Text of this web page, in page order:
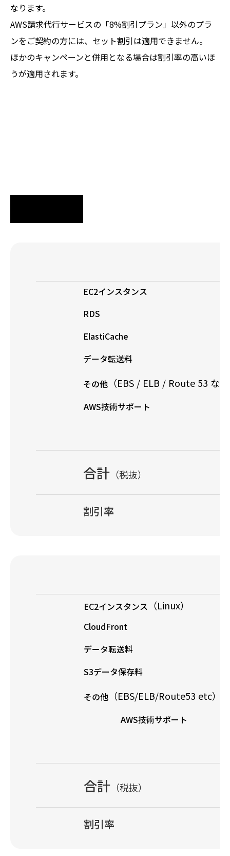
なります。
AWS請求代行サービスの「8%割引プラン」以外のプラ
ンをご契約の方には、セット割引は適用できません。
ほかのキャンペーンと併用となる場合は割引率の高いほ
うが適用されます。
その他 （EBS / ELB / Route 53 な
AWS技術サポート
合計 （税抜）
割引率
EC2インスタンス （Linux）
その他（EBS/ELB/Route53 etc）
AWS技術サポート
合計（税抜）
割引率